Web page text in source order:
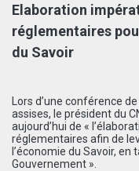
Elaboration
réglementaires
du Savoir
Lors d’une conférence
assises, le président du
aujourd’hui de «
réglementaires afin de
l’économie du Savoir, en
Gouvernement ».